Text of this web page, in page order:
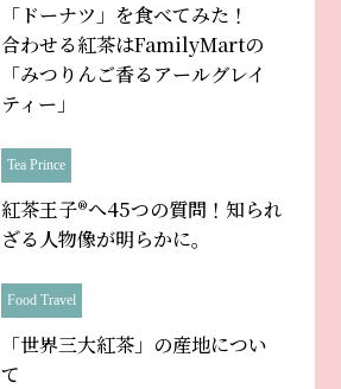
「ドーナツ」を食べてみた！
合わせる紅茶はFamilyMartの
「みつりんご香るアールグレイ
ティー」
Tea Prince
紅茶王子®へ45つの質問！知られ
ざる人物像が明らかに。
Food Travel
「世界三大紅茶」の産地につい
て